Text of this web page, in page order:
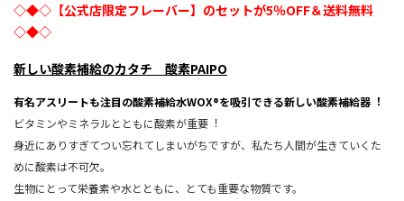
◇◆◇【公式店限定フレーバー】のセットが5％OFF＆送料無料
◇◆◇
新しい酸素補給のカタチ 酸素PAIPO
有名アスリートも注目の酸素補給水WOX®を吸引できる新しい酸素補給器︕
ビタミンやミネラルとともに酸素が重要︕
身近にありすぎてつい忘れてしまいがちですが、私たち人間が生きていくた
めに酸素は不可欠。
生物にとって栄養素や水とともに、とても重要な物質です。